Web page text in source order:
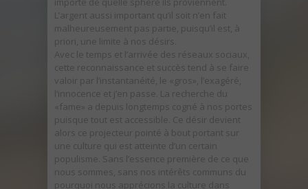
L’argent aussi important qu’il soit n’en fait
malheureusement pas partie, puisqu’il est, à
priori, une limite à nos désirs.
Avec le temps et l’arrivée des réseaux sociaux,
cette reconnaissance et succès tend à se faire
valoir par l’instantanéité, le «gros», l’exagéré,
l’innocence et j’en passe. La recherche du
«fame» a depuis longtemps cogné à nos portes
puisque tout est accessible. Ce désir devient
alors ce projecteur pointé à bout portant sur
une culture qui est atteinte d’un certain
populisme. Sans l’essence première de ce que
nous sommes, sans nos intérêts communs du
pourquoi nous apprécions la culture dans